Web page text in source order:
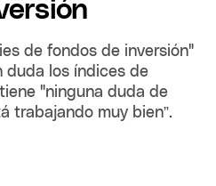
de fondos de inversión"
duda los índices de
"ninguna duda de
trabajando muy bien”.